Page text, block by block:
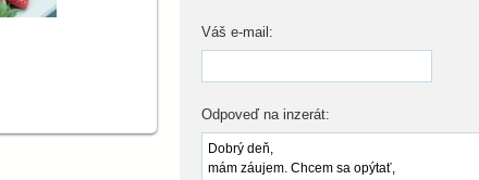
Váš e-mail:
Odpoveď na inzerát: